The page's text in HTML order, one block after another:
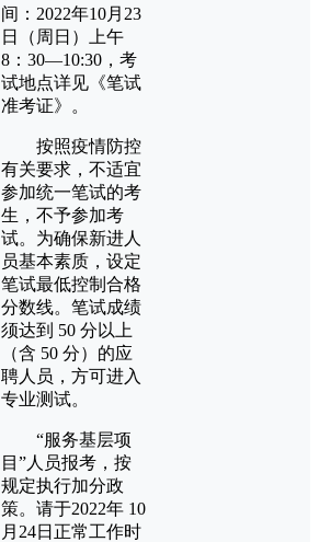
间：2022年10月23
日（周日）上午
8：30—10:30，考
试地点详见《笔试
准考证》。
按照疫情防控
有关要求，不适宜
参加统一笔试的考
生，不予参加考
试。为确保新进人
员基本素质，设定
笔试最低控制合格
分数线。笔试成绩
须达到 50 分以上
（含 50 分）的应
聘人员，方可进入
专业测试。
“服务基层项
目”人员报考，按
规定执行加分政
策。请于2022年 10
月24日正常工作时